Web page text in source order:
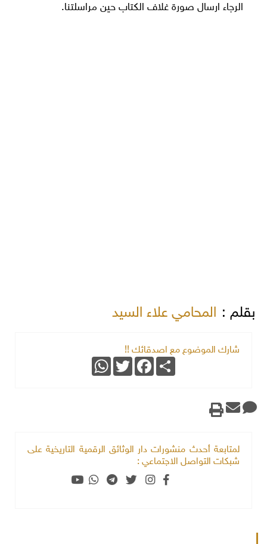
الرجاء ارسال صورة غلاف الكتاب حين مراسلتنا.
بقلم : المحامي علاء السيد
شارك الموضوع مع اصدقائك !!
Share
Facebook
Twitter
WhatsApp
لمتابعة أحدث منشورات دار الوثائق الرقمية التاريخية على
شبكات التواصل الاجتماعي :